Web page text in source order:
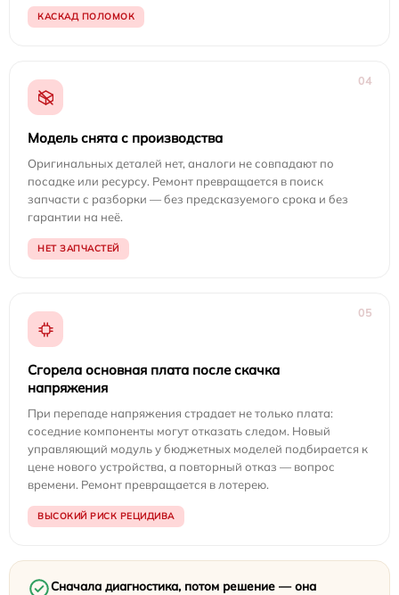
КАСКАД ПОЛОМОК
04
Модель снята с производства
Оригинальных деталей нет, аналоги не совпадают по
посадке или ресурсу. Ремонт превращается в поиск
запчасти с разборки — без предсказуемого срока и без
гарантии на неё.
НЕТ ЗАПЧАСТЕЙ
05
Сгорела основная плата после скачка
напряжения
При перепаде напряжения страдает не только плата:
соседние компоненты могут отказать следом. Новый
управляющий модуль у бюджетных моделей подбирается к
цене нового устройства, а повторный отказ — вопрос
времени. Ремонт превращается в лотерею.
ВЫСОКИЙ РИСК РЕЦИДИВА
Сначала диагностика, потом решение — она